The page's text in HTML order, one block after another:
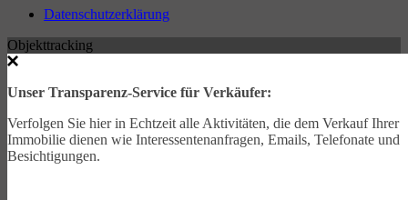
Datenschutzerklärung
Objekttracking
Unser Transparenz-Service für Verkäufer:
Verfolgen Sie hier in Echtzeit alle Aktivitäten, die dem Verkauf Ihrer
Immobilie dienen wie Interessentenanfragen, Emails, Telefonate und
Besichtigungen.